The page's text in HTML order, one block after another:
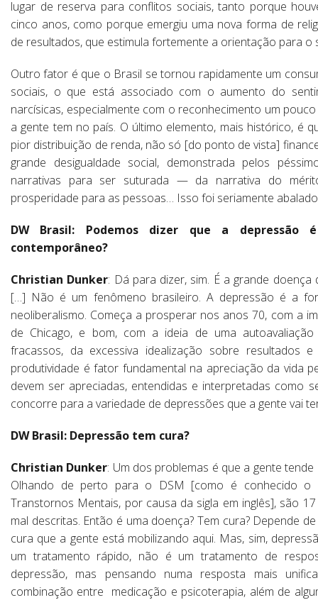
lugar de reserva para conflitos sociais, tanto porque
cinco anos, como porque emergiu uma nova forma de
de resultados, que estimula fortemente a orientação para o
Outro fator é que o Brasil se tornou rapidamente um
sociais, o que está associado com o aumento do
narcísicas, especialmente com o reconhecimento um
a gente tem no país. O último elemento, mais histórico, é
pior distribuição de renda, não só [do ponto de vista]
grande desigualdade social, demonstrada pelos
narrativas para ser suturada — da narrativa do
prosperidade para as pessoas… Isso foi seriamente
DW Brasil: Podemos dizer que a depressão
contemporâneo?
Christian Dunker: Dá para dizer, sim. É a grande
[…] Não é um fenômeno brasileiro. A depressão é a
neoliberalismo. Começa a prosperar nos anos 70, com a
de Chicago, e bom, com a ideia de uma autoavaliação
fracassos, da excessiva idealização sobre
produtividade é fator fundamental na apreciação da vida
devem ser apreciadas, entendidas e interpretadas como
concorre para a variedade de depressões que a gente vai
DW Brasil: Depressão tem cura?
Christian Dunker: Um dos problemas é que a gente
Olhando de perto para o DSM [como é conhecido o
Transtornos Mentais, por causa da sigla em inglês], são
mal descritas. Então é uma doença? Tem cura? Depende
cura que a gente está mobilizando aqui. Mas, sim,
um tratamento rápido, não é um tratamento de
depressão, mas pensando numa resposta mais
combinação entre medicação e psicoterapia, além de